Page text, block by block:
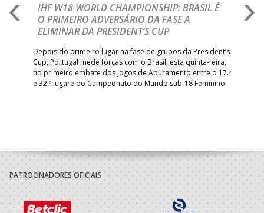
IHF W18 WORLD CHAMPIONSHIP: BRASIL É
O PRIMEIRO ADVERSÁRIO DA FASE A
ELIMINAR DA PRESIDENT’S CUP
Depois do primeiro lugar na fase de grupos da President’s
Cup, Portugal mede forças com o Brasil, esta quinta-feira,
no primeiro embate dos Jogos de Apuramento entre o 17.º
e 32.º lugare do Campeonato do Mundo sub-18 Feminino.
PATROCINADORES OFICIAIS